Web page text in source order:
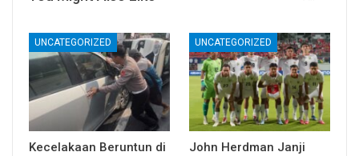
UNCATEGORIZED
Kecelakaan Beruntun di
UNCATEGORIZED
John Herdman Janji